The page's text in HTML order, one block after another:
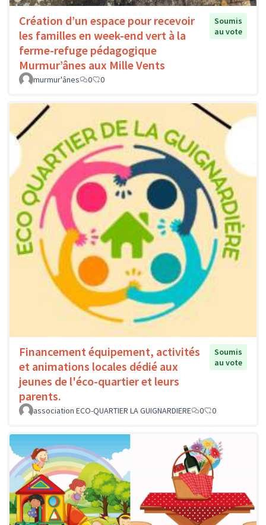
Création d’un espace pour recevoir
les familles en week-end vert à la
ferme-refuge pédagogique
Murmur’ânes aux Mille Vents
Soumis
au vote
murmur'ânes 0 0
Financement équipement, activités
et animations locales dédié aux
jeunes de l'éco-quartier et leurs
parents.
Soumis
au vote
association ECO-QUARTIER LA GUIGNARDIERE 0 0